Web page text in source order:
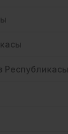
Республикасы